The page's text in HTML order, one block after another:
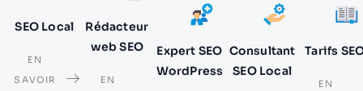
SEO Local
EN
SAVOIR
Rédacteur
web SEO
EN
Expert SEO
WordPress
Consultant
SEO Local
Tarifs
EN